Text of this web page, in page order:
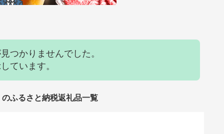
つかりませんでした。
ています。
ふるさと納税返礼品一覧